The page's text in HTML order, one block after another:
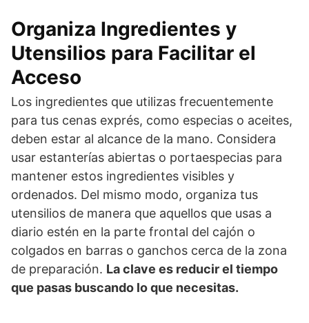
Organiza Ingredientes y
Utensilios para Facilitar el
Acceso
Los ingredientes que utilizas frecuentemente
para tus cenas exprés, como especias o aceites,
deben estar al alcance de la mano. Considera
usar estanterías abiertas o portaespecias para
mantener estos ingredientes visibles y
ordenados. Del mismo modo, organiza tus
utensilios de manera que aquellos que usas a
diario estén en la parte frontal del cajón o
colgados en barras o ganchos cerca de la zona
de preparación. La clave es reducir el tiempo
que pasas buscando lo que necesitas.